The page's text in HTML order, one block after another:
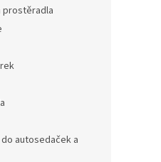
prostěradla
autosedaček a